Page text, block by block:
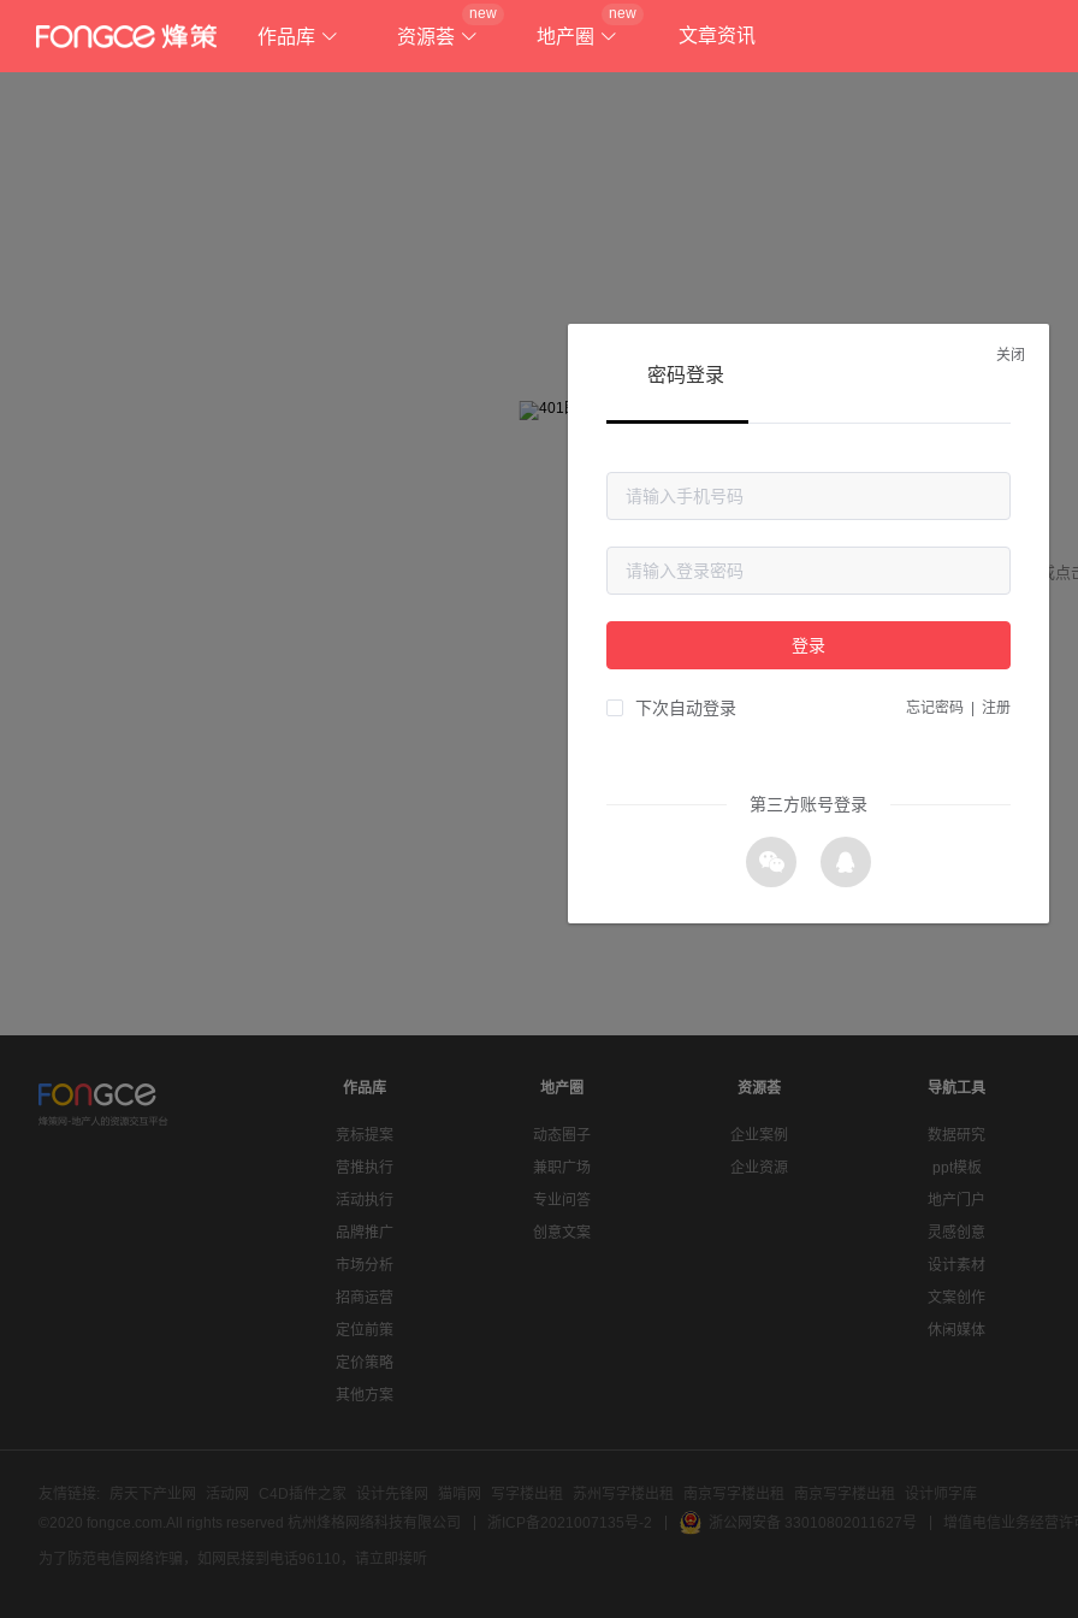
作品库 资源荟
new
地产圈
new
文章资讯
抱歉!
请检查您输入的网址是否正确，或点
作品库
竞标提案
营推执行
活动执行
品牌推广
市场分析
招商运营
定位前策
定价策略
其他方案
地产圈
动态圈子
兼职广场
专业问答
创意文案
资源荟
企业案例
企业资源
导航工具
数据研究
ppt模板
地产门户
灵感创意
设计素材
文案创作
休闲媒体
友情链接: 房天下产业网 活动网 C4D插件之家 设计先锋网 猫啃网 写字楼出租 苏州写字楼出租 南京写字楼出租 南京写字楼出租
设计师字库
©2020 fongce.com.All rights reserved 杭州烽格网络科技有限公司
浙ICP备2021007135号-2 浙公网安备 33010802011627号 增值电信业务经营
为了防范电信网络诈骗，如网民接到电话96110，请立即接听
关闭
密码登录
登录
下次自动登录 忘记密码 注册
第三方账号登录